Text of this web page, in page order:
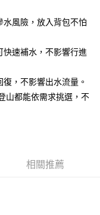
完成。
您需要取消訂單，請聯絡
有效，需透過AFTEE先享
面顯示為準，若有關於
先享後付」服務完成之交
易相關給付款項請求債
失，本公司不負相關責
水風險，放入背包不怕
快速補水，不影響行進
，不影響出水流量。
山都能依需求挑選，不
相關推薦